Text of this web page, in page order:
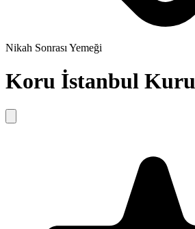
Nikah Sonrası Yemeği
Koru İstanbul